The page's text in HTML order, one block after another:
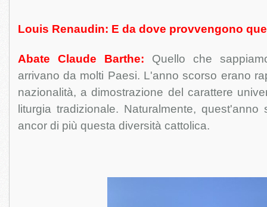
Louis Renaudin: E da dove provvengono
Abate Claude Barthe: Quello che
arrivano da molti Paesi. L'anno scorso erano
nazionalità, a dimostrazione del carattere
liturgia tradizionale. Naturalmente, quest'anno
ancor di più questa diversità cattolica.